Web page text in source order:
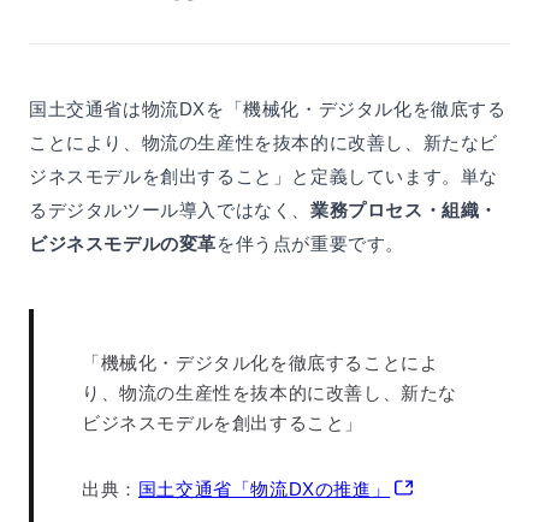
国土交通省は物流DXを「機械化・デジタル化を徹底する
ことにより、物流の生産性を抜本的に改善し、新たなビ
ジネスモデルを創出すること」と定義しています。単な
るデジタルツール導入ではなく、 業務プロセス・組織・
ビジネスモデルの変革を伴う点が重要です。
「機械化・デジタル化を徹底することによ
り、物流の生産性を抜本的に改善し、新たな
ビジネスモデルを創出すること」
出典： 国土交通省「物流DXの推進」